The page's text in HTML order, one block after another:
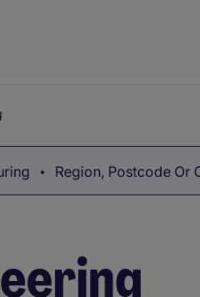
Region, Postcode Or